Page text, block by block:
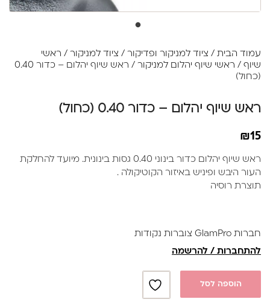
עמוד הבית / ציוד למניקור ופדיקור / ציוד למניקור / ראשי
שיוף / ראשי שיוף יהלום למניקור
/ ראש שיוף יהלום – כדור 0.40
(כחול)
ראש שיוף יהלום – כדור 0.40 (כחול)
₪15
ראש שיוף יהלום כדור בינוני 0.40 גסות בינונית. מיועד להחלקת
העור היבש ופיניש באיזור הקוטיקולה .
תוצרת רוסיה
חברות GlamPro צוברות נקודות
להתחברות / להרשמה
הוספה לסל